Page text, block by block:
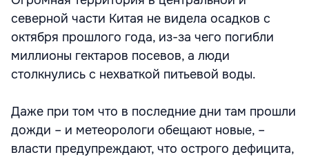
северной части Китая не видела осадков с
октября прошлого года, из-за чего погибли
миллионы гектаров посевов, а люди
столкнулись с нехваткой питьевой воды.
Даже при том что в последние дни там прошли
дожди – и метеорологи обещают новые, –
власти предупреждают, что острого дефицита,